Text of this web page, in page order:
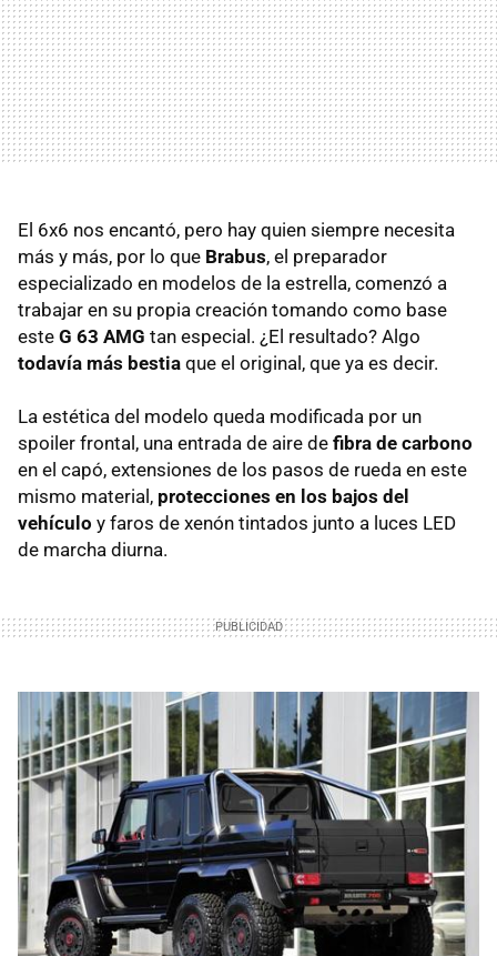
El 6x6 nos encantó, pero hay quien siempre necesita
más y más, por lo que Brabus, el preparador
especializado en modelos de la estrella, comenzó a
trabajar en su propia creación tomando como base
este G 63 AMG tan especial. ¿El resultado? Algo
todavía más bestia que el original, que ya es decir.
La estética del modelo queda modificada por un
spoiler frontal, una entrada de aire de fibra de carbono
en el capó, extensiones de los pasos de rueda en este
mismo material, protecciones en los bajos del
vehículo y faros de xenón tintados junto a luces LED
de marcha diurna.